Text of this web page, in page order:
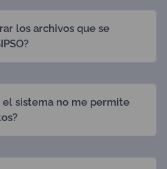
los archivos que se
el sistema no me permite